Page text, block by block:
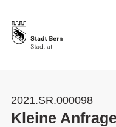
2021.SR.000098
Kleine